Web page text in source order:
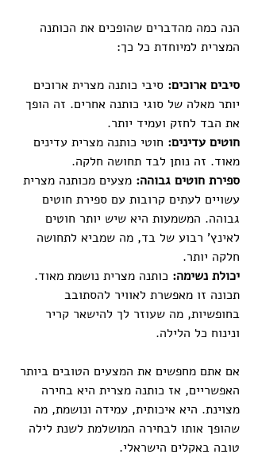
הנה כמה מהדברים שהופכים את הכותנה
המצרית למיוחדת כל כך:
סיבים ארוכים: סיבי כותנה מצרית ארוכים
יותר מאלה של סוגי כותנה אחרים. זה הופך
את הבד לחזק ועמיד יותר.
חוטים עדינים: חוטי כותנה מצרית עדינים
מאוד. זה נותן לבד תחושה חלקה.
ספירת חוטים גבוהה: מצעים מכותנה מצרית
עשויים לעתים קרובות עם ספירת חוטים
גבוהה. המשמעות היא שיש יותר חוטים
לאינץ' רבוע של בד, מה שמביא לתחושה
חלקה יותר.
יכולת נשימה: כותנה מצרית נושמת מאוד.
תכונה זו מאפשרת לאוויר להסתובב
בחופשיות, מה שעוזר לך להישאר קריר
ונינוח כל הלילה.
אם אתם מחפשים את המצעים הטובים ביותר
האפשריים, אז כותנה מצרית היא בחירה
מצוינת. היא איכותית, עמידה ונושמת, מה
שהופך אותו לבחירה המושלמת לשנת לילה
טובה באקלים הישראלי.